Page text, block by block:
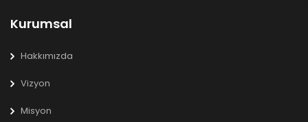
Kurumsal
Hakkımızda
Vizyon
Misyon